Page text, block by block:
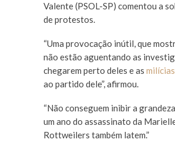
Valente (PSOL-SP) comentou a
de protestos.
“Uma provocação inútil, que
não estão aguentando as
chegarem perto deles e as milícias
ao partido dele”, afirmou.
“Não conseguem inibir a
um ano do assassinato da
Rottweilers também latem.”